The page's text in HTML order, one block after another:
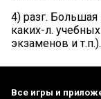
4) разг.
каких-л.
экзаменов и т.п.).
Все игры и